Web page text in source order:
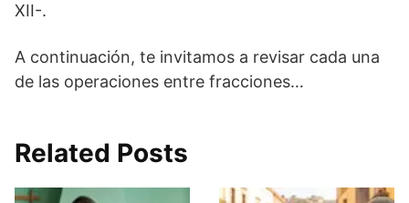
XII-.
A continuación, te invitamos a revisar cada una
de las operaciones entre fracciones…
Related Posts